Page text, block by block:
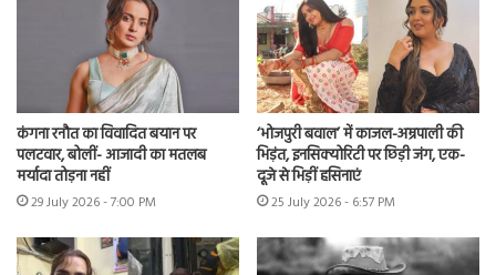
कंगना रनौत का विवादित बयान पर
पलटवार, बोलीं- आजादी का मतलब
मर्यादा तोड़ना नहीं
29 July 2026 - 7:00 PM
‘भोजपुरी बवाल’ में काजल-अम्रपाली की
भिड़ंत, इनसिक्योरिटी पर छिड़ी जंग, एक-
दूजे से भिड़ीं हसिनाएं
25 July 2026 - 6:57 PM